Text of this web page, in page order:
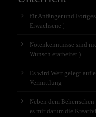
für Anfänger und
Erwachsene )
Notenkenntnisse sind
Wunsch erarbeitet )
Es wird Wert gelegt auf
Vermittlung
Neben dem
es mir darum die